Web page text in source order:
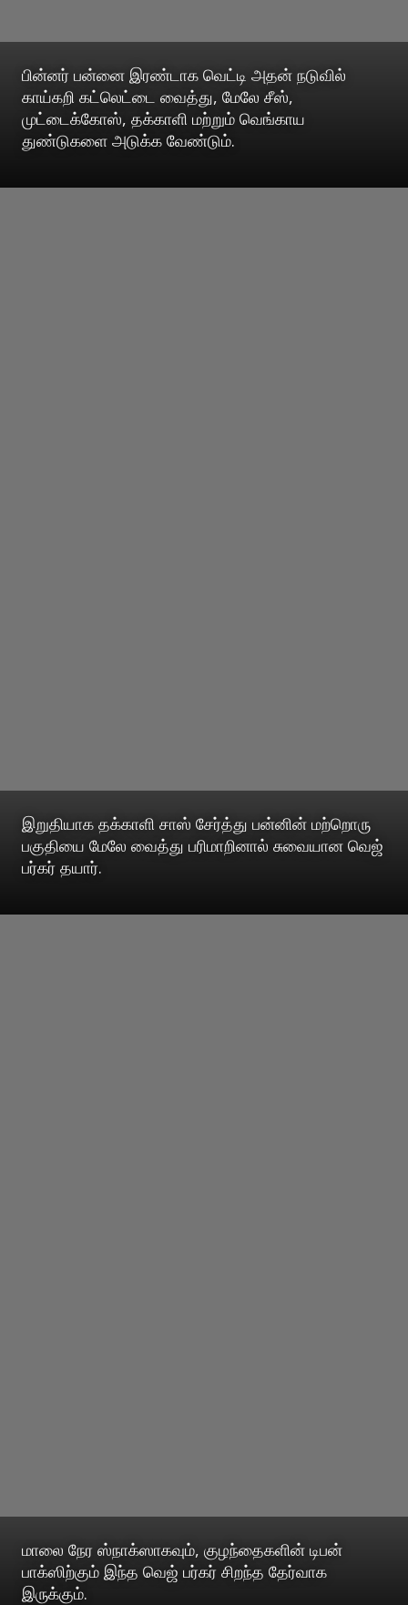
பின்னர் பன்னை இரண்டாக வெட்டி அதன் நடுவில்
காய்கறி கட்லெட்டை வைத்து, மேலே சீஸ்,
முட்டைக்கோஸ், தக்காளி மற்றும் வெங்காய
துண்டுகளை அடுக்க வேண்டும்.
இறுதியாக தக்காளி சாஸ் சேர்த்து பன்னின் மற்றொரு
பகுதியை மேலே வைத்து பரிமாறினால் சுவையான வெஜ்
பர்கர் தயார்.
மாலை நேர ஸ்நாக்ஸாகவும், குழந்தைகளின் டிபன்
பாக்ஸிற்கும் இந்த வெஜ் பர்கர் சிறந்த தேர்வாக
இருக்கும்.